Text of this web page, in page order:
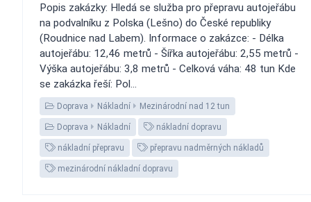
Popis zakázky: Hledá se služba pro přepravu autojeřábu
na podvalníku z Polska (Lešno) do České republiky
(Roudnice nad Labem). Informace o zakázce: - Délka
autojeřábu: 12,46 metrů - Šířka autojeřábu: 2,55 metrů -
Výška autojeřábu: 3,8 metrů - Celková váha: 48 tun Kde
se zakázka řeší: Pol...
Doprava Nákladní Mezinárodní nad 12 tun
Doprava Nákladní nákladní dopravu
nákladní přepravu přepravu nadměrných nákladů
mezinárodní nákladní dopravu